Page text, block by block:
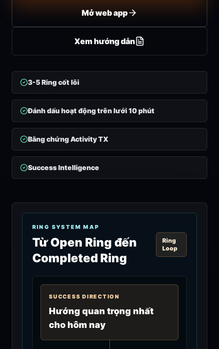
Mở web app
Xem hướng dẫn
3-5 Ring cốt lõi
Đánh dấu hoạt động trên lưới 10 phút
Bằng chứng Activity TX
Success Intelligence
RING SYSTEM MAP
Từ Open Ring đến
Completed Ring
Ring
Loop
SUCCESS DIRECTION
Hướng quan trọng nhất
cho hôm nay